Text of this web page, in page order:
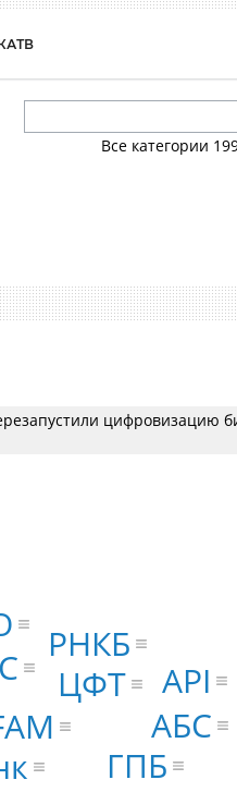
ТВ
Все категории
цифровизацию
ЦФТ
РНКБ
ГПБ
АБС
API